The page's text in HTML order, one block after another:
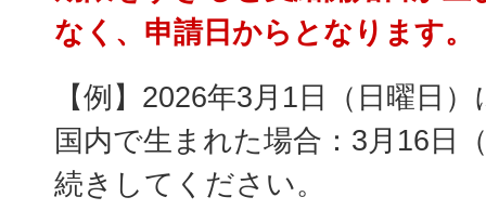
なく、申請日からとなります。
【例】2026年3月1日（日曜日
国内で生まれた場合：3月16日
続きしてください。